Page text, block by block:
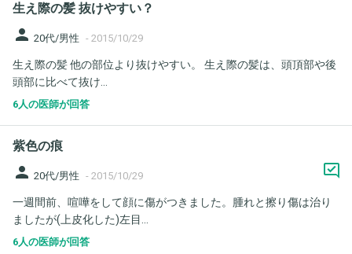
生え際の髪 抜けやすい？
person 20代/男性 - 2015/10/29
生え際の髪 他の部位より抜けやすい。 生え際の髪は、頭頂部や後
頭部に比べて抜け...
6人の医師が回答
紫色の痕
person 20代/男性 - 2015/10/29
一週間前、喧嘩をして顔に傷がつきました。腫れと擦り傷は治り
ましたが(上皮化した)左目...
6人の医師が回答